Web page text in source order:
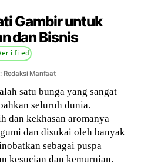
Gambir untuk
dan Bisnis
Redaksi Manfaat
satu bunga yang sangat
seluruh dunia.
dan kekhasan aromanya
dan disukai oleh banyak
sebagai puspa
kesucian dan kemurnian.